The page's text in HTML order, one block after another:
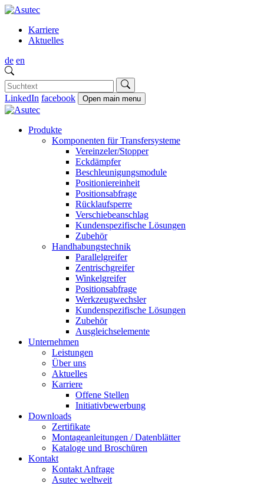
Karriere
Aktuelles
de en
LinkedIn facebook Open main menu
Produkte
Komponenten für Transfersysteme
Vereinzeler/Stopper
Eckdämpfer
Beschleunigungsmodule
Positioniereinheit
Positionsabfrage
Rücklaufsperre
Verschiebeanschlag
Kundenspezifische Lösungen
Zubehör
Handhabungstechnik
Parallelgreifer
Zentrischgreifer
Winkelgreifer
Positionsabfrage
Werkzeugwechsler
Kundenspezifische Lösungen
Zubehör
Ausgleichselemente
Unternehmen
Leistungen
Über uns
Aktuelles
Karriere
Offene Stellen
Initiativbewerbung
Downloads
Zertifikate
Montageanleitungen / Datenblätter
Kataloge und Broschüren
Kontakt
Kontakt Anfrage
Asutec weltweit